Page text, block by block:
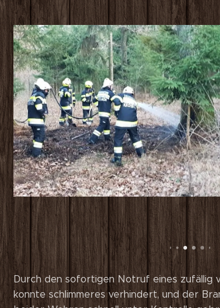
Durch den sofortigen Notruf eines zufällig
konnte schlimmeres verhindert, und der